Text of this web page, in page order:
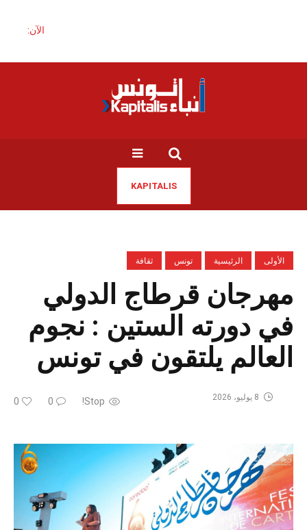
الآن:
KAPITALIS
الأولى الرئيسية تونس ثقافة
مهرجان قرطاج الدولي
في دورته الستين : نجوم
العالم يلتقون في تونس
Stop!
0
0 8 يوليو، 2026